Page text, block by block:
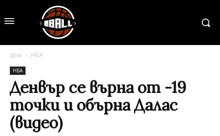
дом НБА
НБА
Денвър се върна от -19
точки и обърна Далас
(видео)